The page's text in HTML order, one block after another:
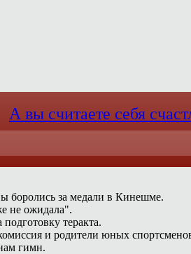
А вы считаете себя
боролись за медали в Кинешме.
не ожидала".
теракта.
и родители юных
гимн.